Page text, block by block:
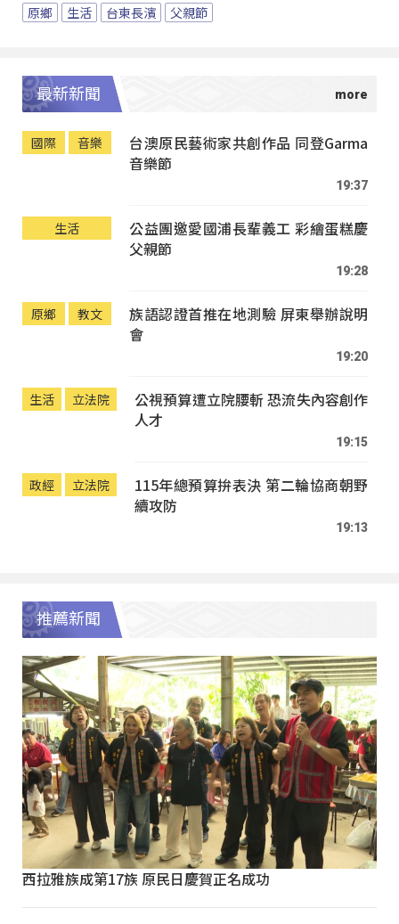
原鄉 生活 台東長濱 父親節
最新新聞
國際 音樂
台澳原民藝術家共創作品 同登Garma
音樂節
19:37
生活
公益團邀愛國浦長輩義工 彩繪蛋糕慶
父親節
19:28
原鄉 教文
族語認證首推在地測驗 屏東舉辦說明
會
19:20
生活 立法院
公視預算遭立院腰斬 恐流失內容創作
人才
19:15
政經 立法院
115年總預算拚表決 第二輪協商朝野
續攻防
19:13
推薦新聞
西拉雅族成第17族 原民日慶賀正名成功